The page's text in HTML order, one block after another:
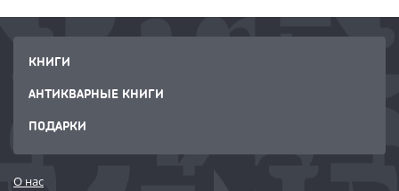
КНИГИ
АНТИКВАРНЫЕ КНИГИ
ПОДАРКИ
О нас